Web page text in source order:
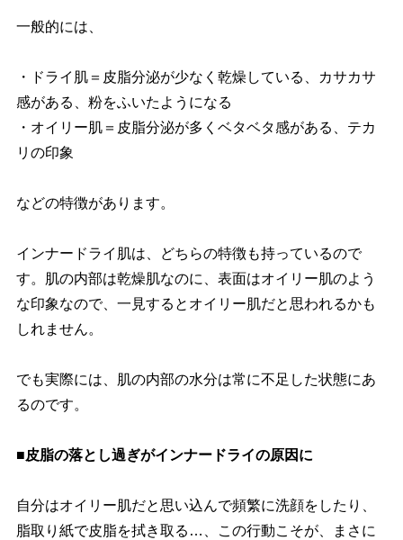
一般的には、
・ドライ肌＝皮脂分泌が少なく乾燥している、カサカサ
感がある、粉をふいたようになる
・オイリー肌＝皮脂分泌が多くベタベタ感がある、テカ
リの印象
などの特徴があります。
インナードライ肌は、どちらの特徴も持っているので
す。肌の内部は乾燥肌なのに、表面はオイリー肌のよう
な印象なので、一見するとオイリー肌だと思われるかも
しれません。
でも実際には、肌の内部の水分は常に不足した状態にあ
るのです。
■皮脂の落とし過ぎがインナードライの原因に
自分はオイリー肌だと思い込んで頻繁に洗顔をしたり、
脂取り紙で皮脂を拭き取る…、この行動こそが、まさに